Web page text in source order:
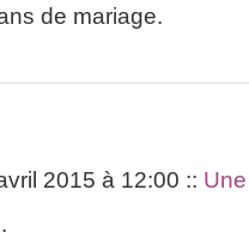
de mariage.
2015 à 12:00 ::
.